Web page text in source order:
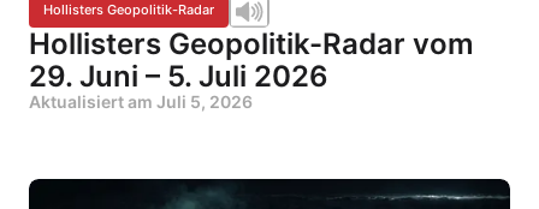
Hollisters Geopolitik-Radar
Hollisters Geopolitik-Radar vom
29. Juni – 5. Juli 2026
Aktualisiert am Juli 5, 2026